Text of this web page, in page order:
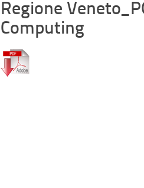
Regione
Computing